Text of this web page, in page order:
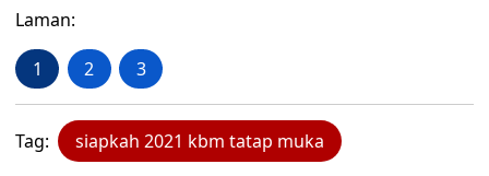
Laman:
1 2 3
Tag: siapkah 2021 kbm tatap muka